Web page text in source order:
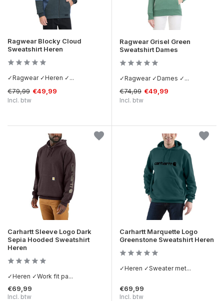
Ragwear Blocky Cloud
Sweatshirt Heren
✓Ragwear ✓Heren ✓...
€79,99 €49,99
Incl. btw
Ragwear Grisel Green
Sweatshirt Dames
✓Ragwear ✓Dames ✓...
€74,99 €49,99
Incl. btw
Carhartt Sleeve Logo Dark
Sepia Hooded Sweatshirt
Heren
✓Heren ✓Work fit pa...
€69,99
Incl. btw
Carhartt Marquette Logo
Greenstone Sweatshirt Heren
✓Heren ✓Sweater met...
€69,99
Incl. btw